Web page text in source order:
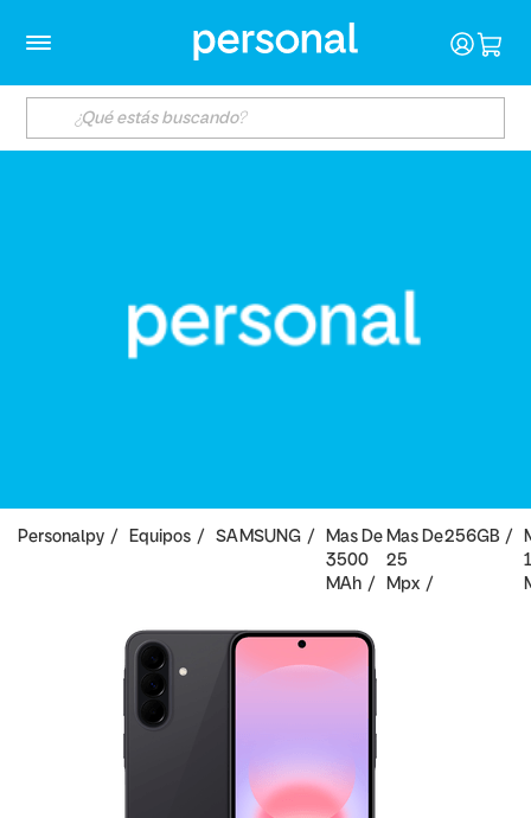
Personalpy Equipos SAMSUNG
Mas De
3500
MAh
Mas De
25
Mpx
256GB